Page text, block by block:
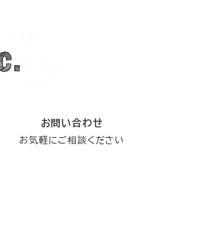
お問い合わせ
お気軽にご相談ください